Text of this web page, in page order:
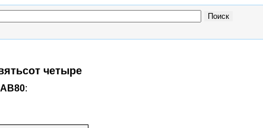
четыре
: